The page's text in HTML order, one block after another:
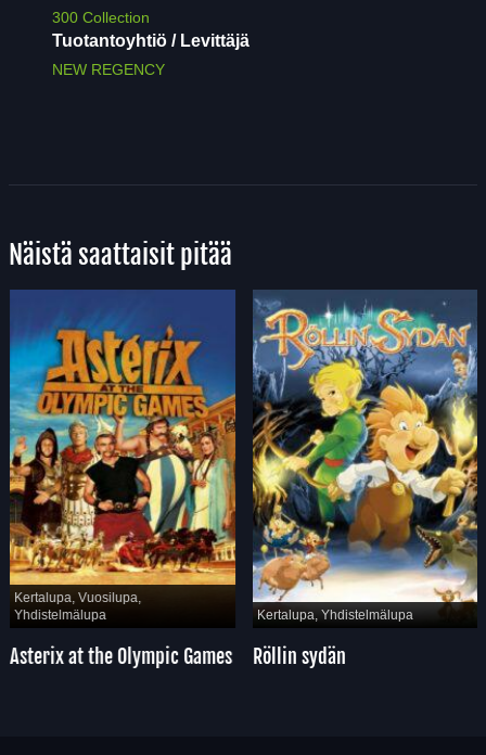
300 Collection
Tuotantoyhtiö / Levittäjä
NEW REGENCY
Näistä saattaisit pitää
Kertalupa, Vuosilupa,
Yhdistelmälupa
Asterix at the Olympic Games
Kertalupa, Yhdistelmälupa
Röllin sydän